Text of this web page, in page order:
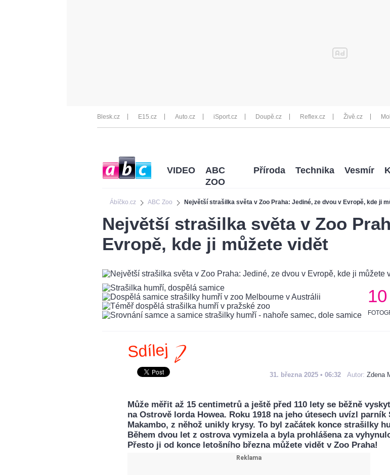
Blesk.cz E15.cz Auto.cz iSport.cz Doupě.cz Reflex.cz Živě.cz
Ábíčko.cz ABC Zoo Největší strašilka světa v Zoo Praha: Jediné, ze dvou v Evropě, kde ji
VIDEO
ABC
ZOO
Příroda Technika Vesmír
Největší strašilka světa v Zoo
Evropě, kde ji můžete vidět
10
Sdílej
31. března 2025 • 06:32 Autor: Zdena
Může měřit až 15 centimetrů a ještě před 110 lety se běžně
na Ostrově lorda Howea. Roku 1918 na jeho útesech uvízl parník
Makambo, z něhož unikly krysy. To byl začátek konce strašilky
Během dvou let z ostrova vymizela a byla prohlášena za
Přesto ji od konce letošního března můžete vidět v Zoo Praha!